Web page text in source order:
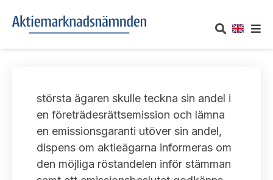
Om oss
Vårt uppdrag
Informationsgivning
UTTALANDEN
Om nämndens uttalanden
Framställningar och konsultation
TAKEOVER-REGLER
Takeover-regler för reglerade marknader och vissa
största ägaren skulle teckna sin andel i
en företrädesrättsemission och lämna
en emissionsgaranti utöver sin andel,
dispens om aktieägarna informeras om
den möjliga röstandelen inför stämman